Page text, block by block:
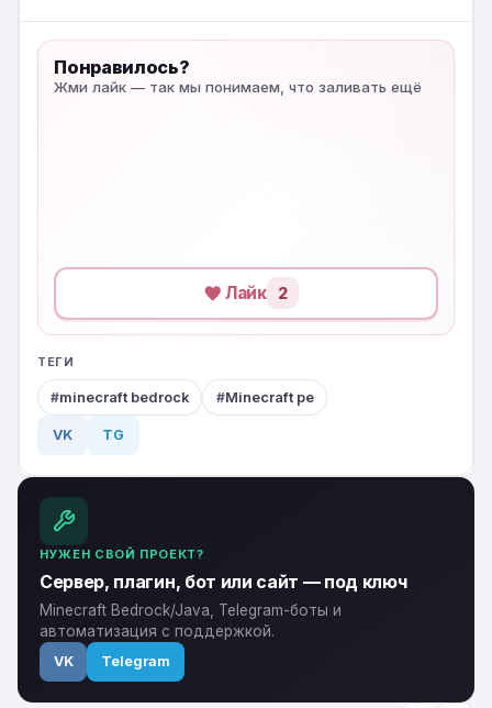
Понравилось?
Жми лайк — так мы понимаем, что заливать ещё
Лайк 2
ТЕГИ
minecraft bedrock Minecraft pe
VK TG
НУЖЕН СВОЙ ПРОЕКТ?
Сервер, плагин, бот или сайт — под ключ
Minecraft Bedrock/Java, Telegram-боты и
автоматизация с поддержкой.
VK Telegram